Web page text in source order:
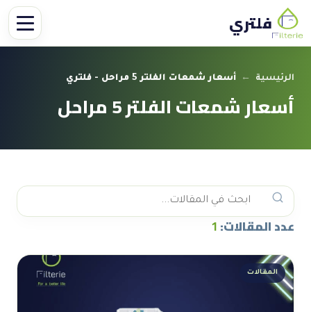
فلتري
الرئيسية ← أسعار شمعات الفلتر 5 مراحل - فلتري
أسعار شمعات الفلتر 5 مراحل
عدد المقالات:1
المقالات